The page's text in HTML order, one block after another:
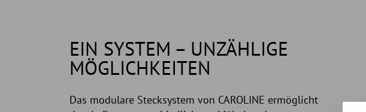
EIN SYSTEM – UNZÄHLIGE
MÖGLICHKEITEN
Das modulare Stecksystem von CAROLINE ermöglicht